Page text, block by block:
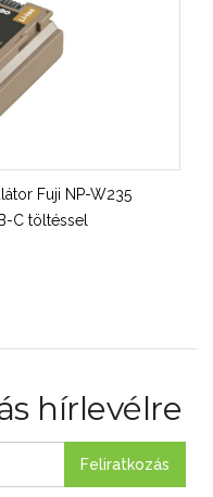
Fuji NP-W235
C töltéssel
hírlevélre
Feliratkozás